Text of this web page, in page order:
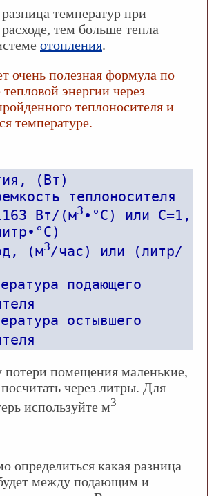
температур при
тем больше тепла
отопления.
очень полезная формула по
энергии через
теплоносителя и
температуре.
(Вт)
теплоносителя
Вт/(м3 •°С) или С=1,
(м3/час) или (литр/
подающего
остывшего
потери помещения маленькие,
через литры. Для
используйте м3
определиться какая разница
между подающим и